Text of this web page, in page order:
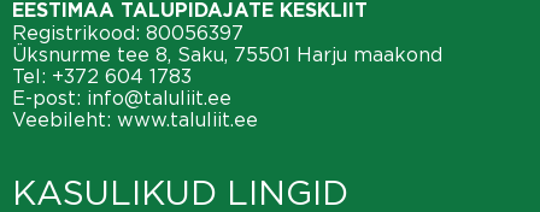
EESTIMAA TALUPIDAJATE KESKLIIT
Registrikood: 80056397
Üksnurme tee 8, Saku, 75501 Harju maakond
Tel: +372 604 1783
E-post: info@taluliit.ee
Veebileht: www.taluliit.ee
KASULIKUD LINGID